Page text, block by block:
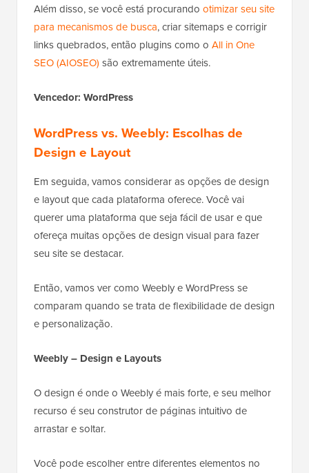
Além disso, se você está procurando otimizar seu site
para mecanismos de busca, criar sitemaps e corrigir
links quebrados, então plugins como o All in One
SEO (AIOSEO) são extremamente úteis.
Vencedor: WordPress
WordPress vs. Weebly: Escolhas de
Design e Layout
Em seguida, vamos considerar as opções de design
e layout que cada plataforma oferece. Você vai
querer uma plataforma que seja fácil de usar e que
ofereça muitas opções de design visual para fazer
seu site se destacar.
Então, vamos ver como Weebly e WordPress se
comparam quando se trata de flexibilidade de design
e personalização.
Weebly – Design e Layouts
O design é onde o Weebly é mais forte, e seu melhor
recurso é seu construtor de páginas intuitivo de
arrastar e soltar.
Você pode escolher entre diferentes elementos no